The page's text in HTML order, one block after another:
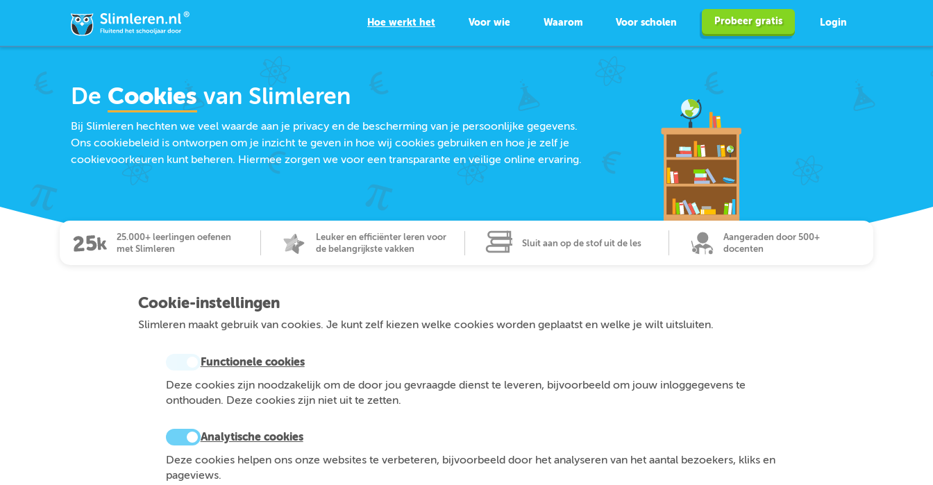
Hoe werkt het Voor wie Waarom Voor scholen Probeer gratis Login
De Cookiesvan Slimleren
Bij Slimleren hechten we veel waarde aan je privacy en de bescherming van je persoonlijke gegevens.
Ons cookiebeleid is ontworpen om je inzicht te geven in hoe wij cookies gebruiken en hoe je zelf je
cookievoorkeuren kunt beheren. Hiermee zorgen we voor een transparante en veilige online ervaring.
25.000+ leerlingen oefenen
met Slimleren
Leuker en efficiënter leren voor
de belangrijkste vakken
Sluit aan op de stof uit de les
Aangeraden door 500+
docenten
Cookie-instellingen
Slimleren maakt gebruik van cookies. Je kunt zelf kiezen welke cookies worden geplaatst en welke je wilt uitsluiten.
Functionele cookies
Deze cookies zijn noodzakelijk om de door jou gevraagde dienst te leveren, bijvoorbeeld om jouw inloggegevens te
onthouden. Deze cookies zijn niet uit te zetten.
Analytische cookies
Deze cookies helpen ons onze websites te verbeteren, bijvoorbeeld door het analyseren van het aantal bezoekers, kliks en
pageviews.